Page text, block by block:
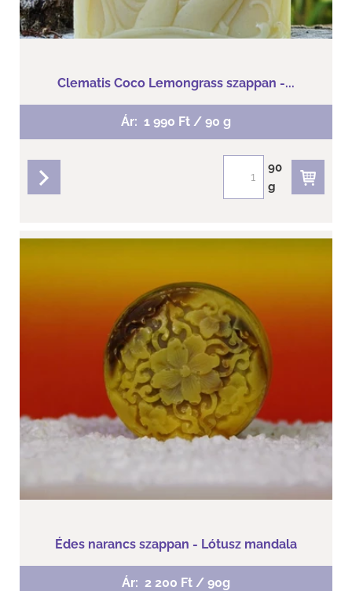
Clematis Coco Lemongrass szappan -...
Ár: 1 990 Ft / 90 g
90
g
Gyönyörű mandala formában
Édes narancs szappan - Lótusz mandala
Ár: 2 200 Ft / 90g